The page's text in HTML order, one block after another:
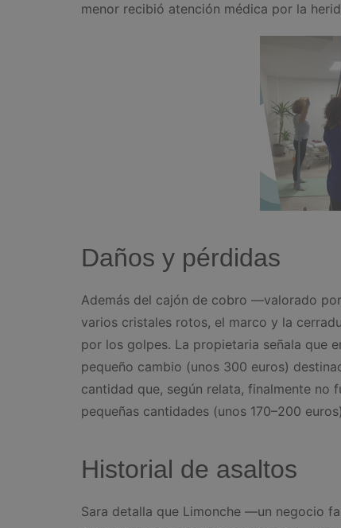
menor recibió atención médica por la
Daños y pérdidas
Además del cajón de cobro —valorado
varios cristales rotos, el marco y la
por los golpes. La propietaria señala que
pequeño cambio (unos 300 euros)
cantidad que, según relata, finalmente no
pequeñas cantidades (unos 170–200
Historial de asaltos
Sara detalla que Limonche —un negocio